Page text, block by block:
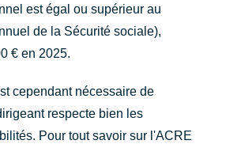
est égal ou supérieur au
de la Sécurité sociale),
€ en 2025.
cependant nécessaire de
respecte bien les
Pour tout savoir sur l'ACRE